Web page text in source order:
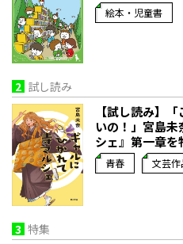
絵本・児童書
2 試し読み
【試し読み】
いの！」宮島
シェ』第一章を
青春 文芸作
3 特集